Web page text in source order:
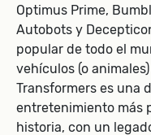
Optimus Prime,
Autobots y
popular de todo el
vehículos (o
Transformers es una
entretenimiento más
historia, con un